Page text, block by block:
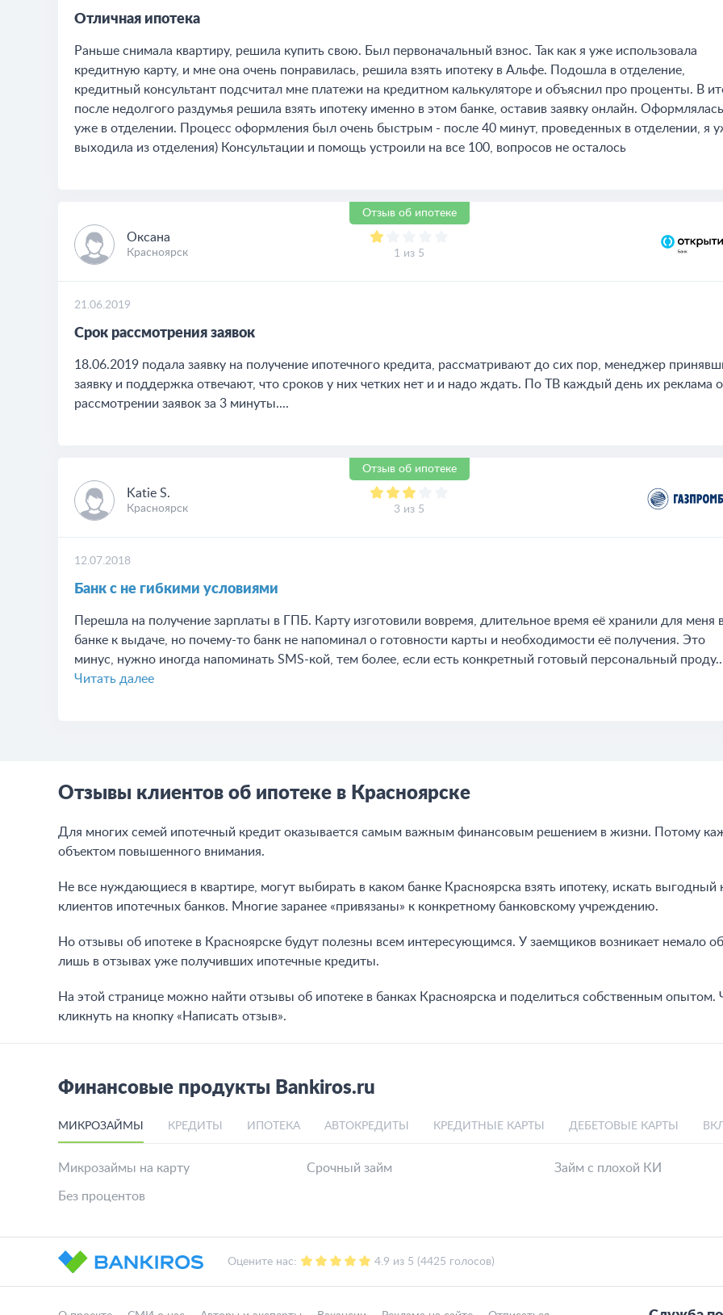
Отличная ипотека
Раньше снимала квартиру, решила купить свою. Был первоначальный взнос. Так как я уже использовала
кредитную карту, и мне она очень понравилась, решила взять ипотеку в Альфе. Подошла в отделение,
кредитный консультант подсчитал мне платежи на кредитном калькуляторе и объяснил про проценты. В
после недолгого раздумья решила взять ипотеку именно в этом банке, оставив заявку онлайн. Оформлялась
уже в отделении. Процесс оформления был очень быстрым - после 40 минут, проведенных в отделении, я
выходила из отделения) Консультации и помощь устроили на все 100, вопросов не осталось
Отзыв об ипотеке
Оксана
Красноярск 1 из 5
21.06.2019
Срок рассмотрения заявок
18.06.2019 подала заявку на получение ипотечного кредита, рассматривают до сих пор, менеджер
заявку и поддержка отвечают, что сроков у них четких нет и и надо ждать. По ТВ каждый день их реклама о
рассмотрении заявок за 3 минуты....
Отзыв об ипотеке
Katie S.
Красноярск 3 из 5
12.07.2018
Банк с не гибкими условиями
Перешла на получение зарплаты в ГПБ. Карту изготовили вовремя, длительное время её хранили для меня
банке к выдаче, но почему-то банк не напоминал о готовности карты и необходимости её получения. Это
минус, нужно иногда напоминать SMS-кой, тем более, если есть конкретный готовый персональный
Читать далее
Отзывы клиентов об ипотеке в Красноярске
Для многих семей ипотечный кредит оказывается самым важным финансовым решением в жизни. Потому
объектом повышенного внимания.
Не все нуждающиеся в квартире, могут выбирать в каком банке Красноярска взять ипотеку, искать
клиентов ипотечных банков. Многие заранее «привязаны» к конкретному банковскому учреждению.
Но отзывы об ипотеке в Красноярске будут полезны всем интересующимся. У заемщиков возникает немало
лишь в отзывах уже получивших ипотечные кредиты.
На этой странице можно найти отзывы об ипотеке в банках Красноярска и поделиться собственным
кликнуть на кнопку «Написать отзыв».
Финансовые продукты Bankiros.ru
МИКРОЗАЙМЫ КРЕДИТЫ ИПОТЕКА АВТОКРЕДИТЫ КРЕДИТНЫЕ КАРТЫ ДЕБЕТОВЫЕ КАРТЫ
Микрозаймы на карту
Без процентов
Срочный займ Займ с плохой КИ
Оцените нас: 4.9 из 5 (4425 голосов)